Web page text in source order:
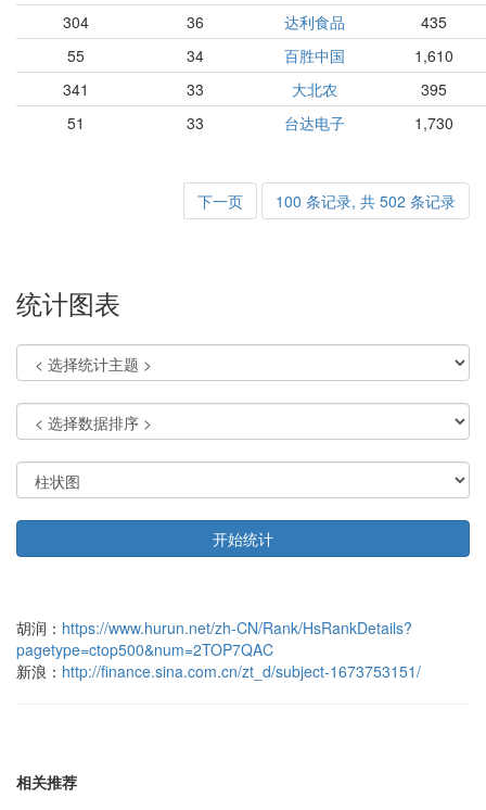
304
36 达利食品
435
55
34 百胜中国
1,610
341
33 大北农
395
51
33 台达电子 1,730
下一页 100 条记录, 共 502 条记录
统计图表
开始统计
胡润： https://www.hurun.net/zh-CN/Rank/HsRankDetails?
pagetype=ctop500&num=2TOP7QAC
新浪： http://finance.sina.com.cn/zt_d/subject-1673753151/
相关推荐